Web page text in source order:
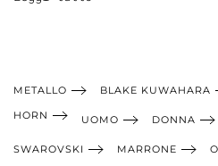
METALLO BLAKE KUWAHARA
HORN
UOMO DONNA
SWAROVSKI MARRONE